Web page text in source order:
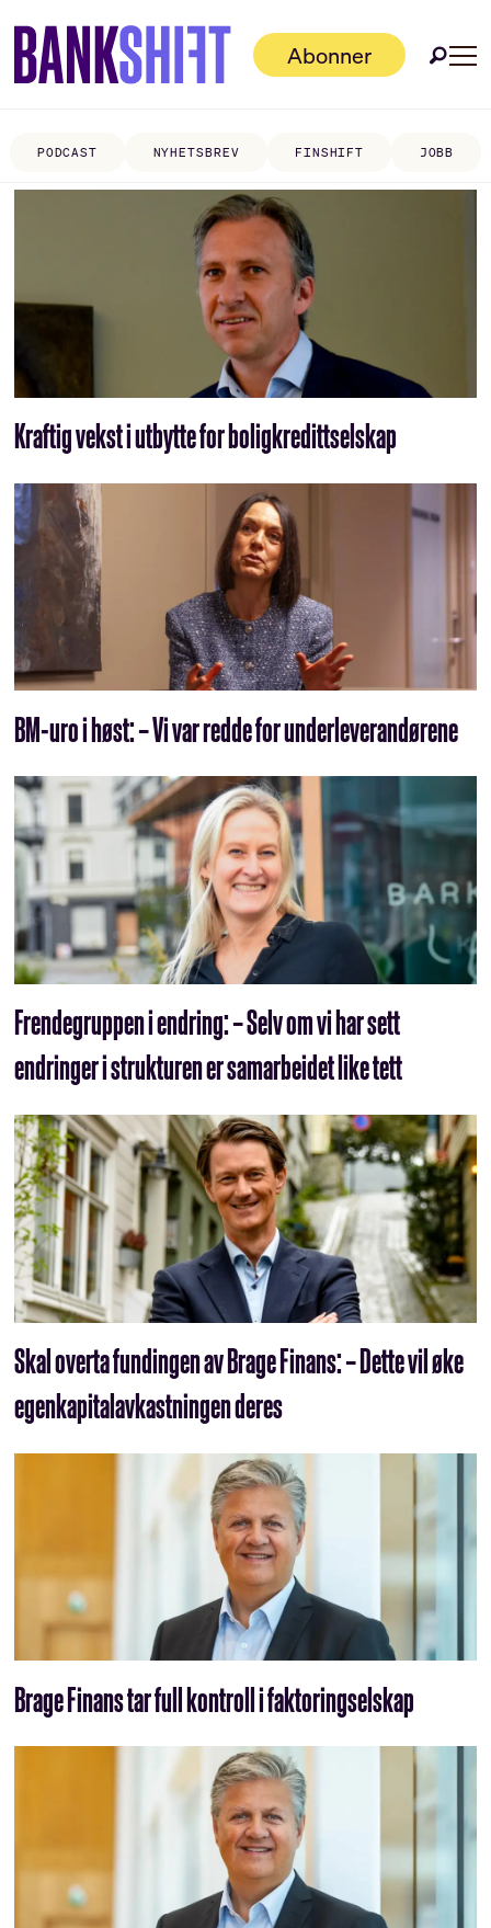
Abonner
PODCAST NYHETSBREV FINSHIFT JOBB
Tag:
frendegruppen
Kraftig vekst i utbytte for boligkredittselskap
BM-uro i høst: – Vi var redde for underleverandørene
Frendegruppen i endring: – Selv om vi har sett
endringer i strukturen er samarbeidet like tett
Skal overta fundingen av Brage Finans: – Dette vil øke
egenkapitalavkastningen deres
Brage Finans tar full kontroll i faktoringselskap